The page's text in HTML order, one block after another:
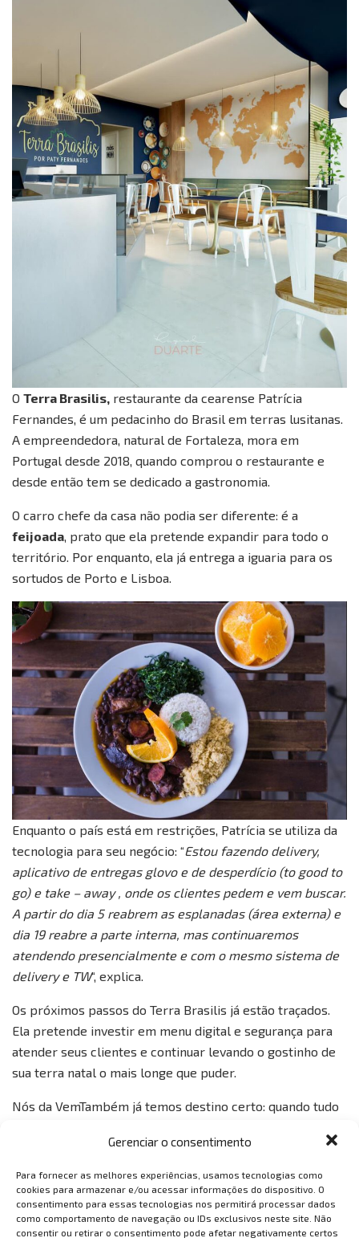
Gerenciar o consentimento
Para fornecer as melhores experiências, usamos tecnologias como
cookies para armazenar e/ou acessar informações do dispositivo. O
consentimento para essas tecnologias nos permitirá processar dados
como comportamento de navegação ou IDs exclusivos neste site. Não
consentir ou retirar o consentimento pode afetar negativamente certos
O Terra Brasilis, restaurante da cearense Patrícia
Fernandes, é um pedacinho do Brasil em terras lusitanas.
A empreendedora, natural de Fortaleza, mora em
Portugal desde 2018, quando comprou o restaurante e
desde então tem se dedicado a gastronomia.
O carro chefe da casa não podia ser diferente: é a
feijoada , prato que ela pretende expandir para todo o
território. Por enquanto, ela já entrega a iguaria para os
sortudos de Porto e Lisboa.
Enquanto o país está em restrições, Patrícia se utiliza da
tecnologia para seu negócio: “Estou fazendo delivery,
aplicativo de entregas glovo e de desperdício (to good to
go) e take – away , onde os clientes pedem e vem buscar.
A partir do dia 5 reabrem as esplanadas (área externa) e
dia 19 reabre a parte interna, mas continuaremos
atendendo presencialmente e com o mesmo sistema de
delivery e TW“, explica.
Os próximos passos do Terra Brasilis já estão traçados.
Ela pretende investir em menu digital e segurança para
atender seus clientes e continuar levando o gostinho de
sua terra natal o mais longe que puder.
Nós da VemTambém já temos destino certo: quando tudo
Tags: brasil Ceará covid 19 feijoda Fortaleza
porto portugal restaurantes em porto
Revista vem também terra brasilis